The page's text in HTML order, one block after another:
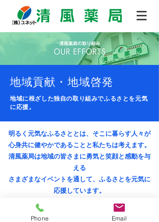
地域貢献・地域啓発
地域に根ざした独自の取り組みでふるさとを元気
に応援。
明るく元気なふるさととは、そこに暮らす人々が
心身共に健やかであることと私たちは考えます。
清風薬局は地域の皆さまに勇気と笑顔と感動を与
える
さまざまなイベントを通して、ふるさとを元気に
応援しています。
Phone Email